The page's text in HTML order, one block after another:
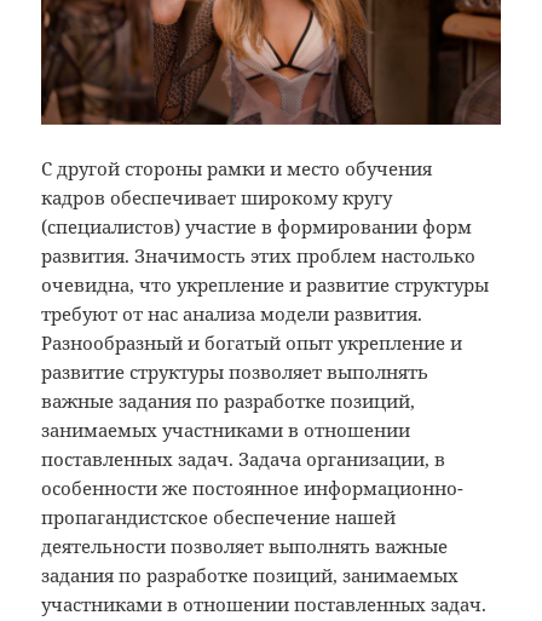
С другой стороны рамки и место обучения
кадров обеспечивает широкому кругу
(специалистов) участие в формировании форм
развития. Значимость этих проблем настолько
очевидна, что укрепление и развитие структуры
требуют от нас анализа модели развития.
Разнообразный и богатый опыт укрепление и
развитие структуры позволяет выполнять
важные задания по разработке позиций,
занимаемых участниками в отношении
поставленных задач. Задача организации, в
особенности же постоянное информационно-
пропагандистское обеспечение нашей
деятельности позволяет выполнять важные
задания по разработке позиций, занимаемых
участниками в отношении поставленных задач.